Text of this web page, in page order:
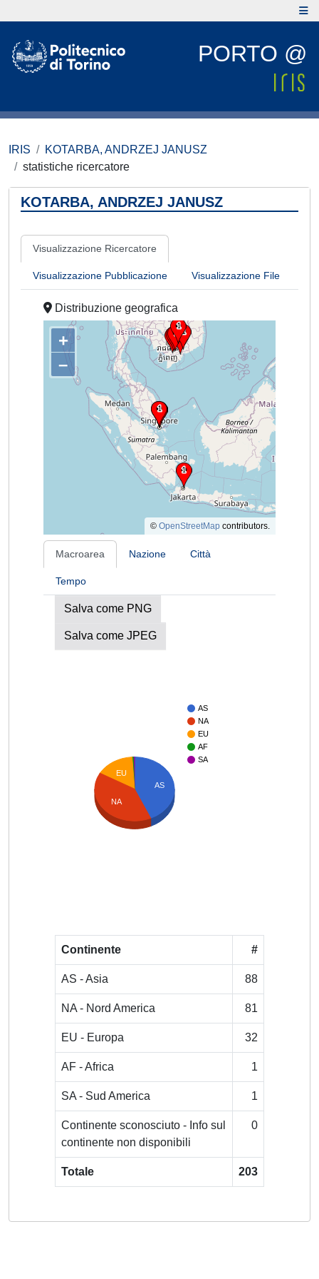
PORTO @
IRIS
KOTARBA, ANDRZEJ JANUSZ
statistiche ricercatore
KOTARBA, ANDRZEJ JANUSZ
Visualizzazione Ricercatore
Visualizzazione Pubblicazione Visualizzazione File
Distribuzione geografica
+
–
© OpenStreetMap contributors.
Macroarea Nazione Città
Tempo
Salva come PNG
Salva come JPEG
AS
NA
EU
AF
SA
AS
EU
NA
Continente #
AS - Asia 88
NA - Nord America 81
EU - Europa 32
AF - Africa 1
SA - Sud America 1
Continente sconosciuto - Info sul
continente non disponibili
0
Totale 203